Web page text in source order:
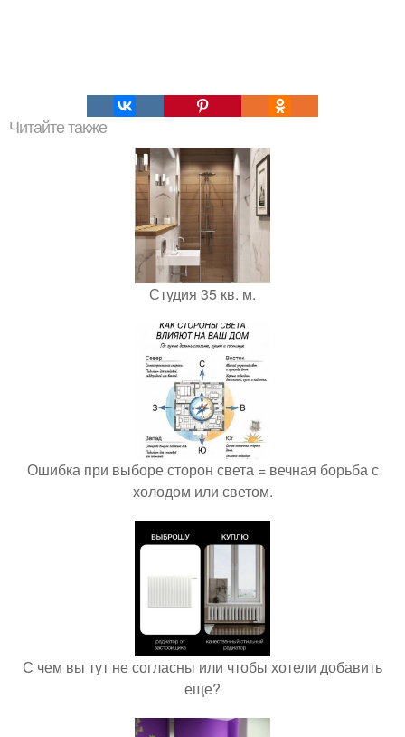
Читайте также
Студия 35 кв. м.
Ошибка при выборе сторон света = вечная борьба с
холодом или светом.
С чем вы тут не согласны или чтобы хотели добавить
еще?